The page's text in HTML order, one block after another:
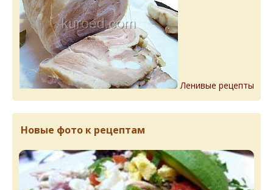
Ленивые рецепты
Новые фото к рецептам